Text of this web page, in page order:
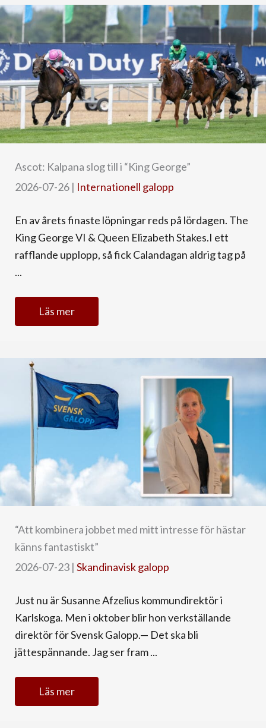
Ascot: Kalpana slog till i “King George”
2026-07-26 | Internationell galopp
En av årets finaste löpningar reds på lördagen. The
King George VI & Queen Elizabeth Stakes.I ett
rafflande upplopp, så fick Calandagan aldrig tag på
...
Läs mer
“Att kombinera jobbet med mitt intresse för hästar
känns fantastiskt”
2026-07-23 | Skandinavisk galopp
Just nu är Susanne Afzelius kommundirektör i
Karlskoga. Men i oktober blir hon verkställande
direktör för Svensk Galopp.— Det ska bli
jättespännande. Jag ser fram ...
Läs mer